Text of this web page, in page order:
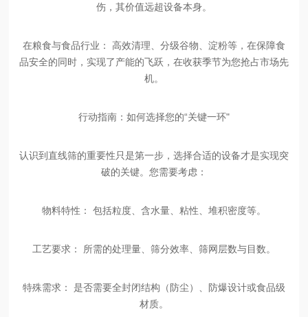
伤，其价值远超设备本身。
在粮食与食品行业：
高效清理、分级谷物、淀粉等，在保障食
品安全的同时，实现了产能的飞跃，在收获季节为您抢占市场先
机。
行动指南：如何选择您的“关键一环"
认识到直线筛的重要性只是第一步，选择合适的设备才是实现突
破的关键。您需要考虑：
物料特性： 包括粒度、含水量、粘性、堆积密度等。
工艺要求： 所需的处理量、筛分效率、筛网层数与目数。
特殊需求：
是否需要全封闭结构（防尘）、防爆设计或食品级
材质。